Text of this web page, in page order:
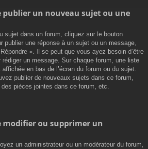
publier un nouveau sujet ou une
sujet dans un forum, cliquez sur le bouton
publier une réponse à un sujet ou un message,
». Il se peut que vous ayez besoin d’être
un message. Sur chaque forum, une liste
en bas de l’écran du forum ou du sujet.
publier de nouveaux sujets dans ce forum,
pièces jointes dans ce forum, etc.
modifier ou supprimer un
un administrateur ou un modérateur du forum,